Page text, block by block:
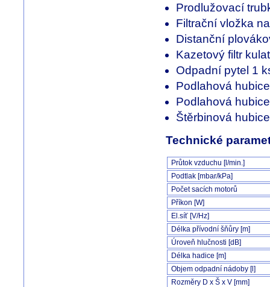
Prodlužovací
Filtrační vložka
Distanční
Kazetový filtr
Odpadní pytel 1
Podlahová
Podlahová
Štěrbinová hubice
Technické
Průtok vzduchu [l/min.]
Podtlak [mbar/kPa]
Počet sacích motorů
Příkon [W]
El.síť [V/Hz]
Délka přívodní šňůry [m]
Úroveň hlučnosti [dB]
Délka hadice [m]
Objem odpadní nádoby [l]
Rozměry D x Š x V [mm]